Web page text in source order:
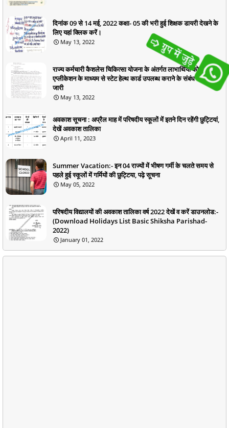
दिनांक 09 से 14 मई, 2022 कक्षा- 05 की भरी हुई शिक्षक डायरी देखने के
लिए यहां क्लिक करें।
May 13, 2022
राज्य कर्मचारी कैशलेस चिकित्सा योजना के अंतर्गत लाभार्थियों को ऑनलाइन
एप्लीकेशन के माध्यम से स्टेट हेल्थ कार्ड उपलब्ध कराने के संबंध में आदेश
जारी
May 13, 2022
अवकाश सूचना : अप्रैल माह में परिषदीय स्कूलों में इतने दिन रहेंगी छुट्टियां,
देखें अवकाश तालिका
April 11, 2023
Summer Vacation:- इन 04 राज्यों में भीषण गर्मी के चलते समय से
पहले हुई स्कूलों में गर्मियों की छुट्टिया, पढ़े सूचना
May 05, 2022
परिषदीय विद्यालयों की अवकाश तालिका वर्ष 2022 देखें व करें डाउनलोड:-
(Download Holidays List Basic Shiksha Parishad-
2022)
January 01, 2022